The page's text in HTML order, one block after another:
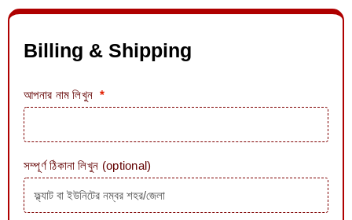
Billing & Shipping
আপনার নাম লিখুন *
সম্পূর্ণ ঠিকানা লিখুন (optional)